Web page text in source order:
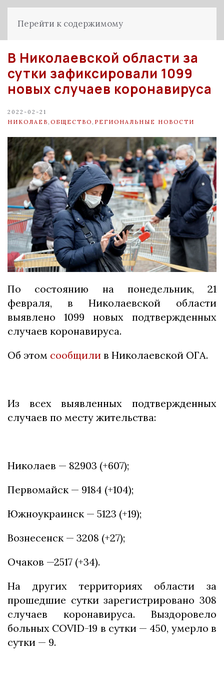
Перейти к содержимому
В Николаевской области за
сутки зафиксировали 1099
новых случаев коронавируса
2022-02-21
НИКОЛАЕВ ОБЩЕСТВО РЕГИОНАЛЬНЫЕ НОВОСТИ
По состоянию на понедельник, 21
февраля, в Николаевской области
выявлено 1099 новых подтвержденных
случаев коронавируса.
Об этом сообщили в Николаевской ОГА.
Из всех выявленных подтвержденных
случаев по месту жительства:
Николаев — 82903 (+607);
Первомайск — 9184 (+104);
Южноукраинск — 5123 (+19);
Вознесенск — 3208 (+27);
Очаков —2517 (+34).
На других территориях области за
прошедшие сутки зарегистрировано 308
случаев коронавируса. Выздоровело
больных COVID-19 в сутки — 450, умерло в
сутки — 9.